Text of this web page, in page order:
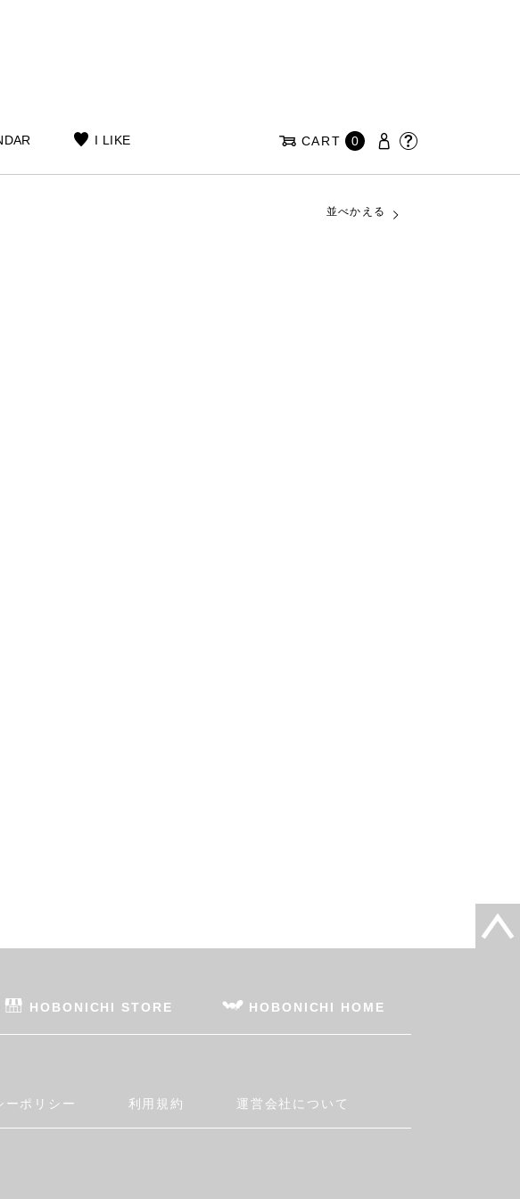
I LIKE CART 0
並べかえる
HOBONICHI STORE HOBONICHI HOME
ーポリシー 利用規約 運営会社について